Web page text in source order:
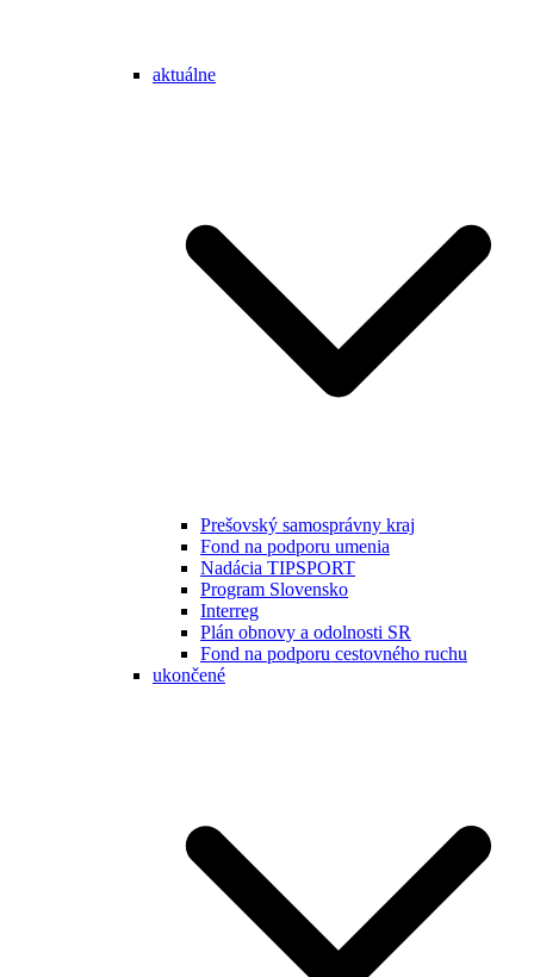
aktuálne
Prešovský samosprávny kraj
Fond na podporu umenia
Nadácia TIPSPORT
Program Slovensko
Interreg
Plán obnovy a odolnosti SR
Fond na podporu cestovného ruchu
ukončené